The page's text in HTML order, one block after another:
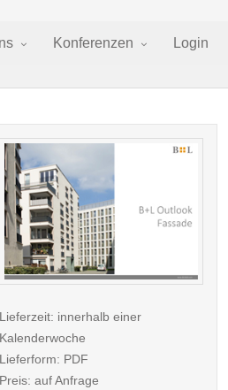
Konferenzen Login
Lieferzeit: innerhalb einer
Kalenderwoche
Lieferform: PDF
Preis: auf Anfrage